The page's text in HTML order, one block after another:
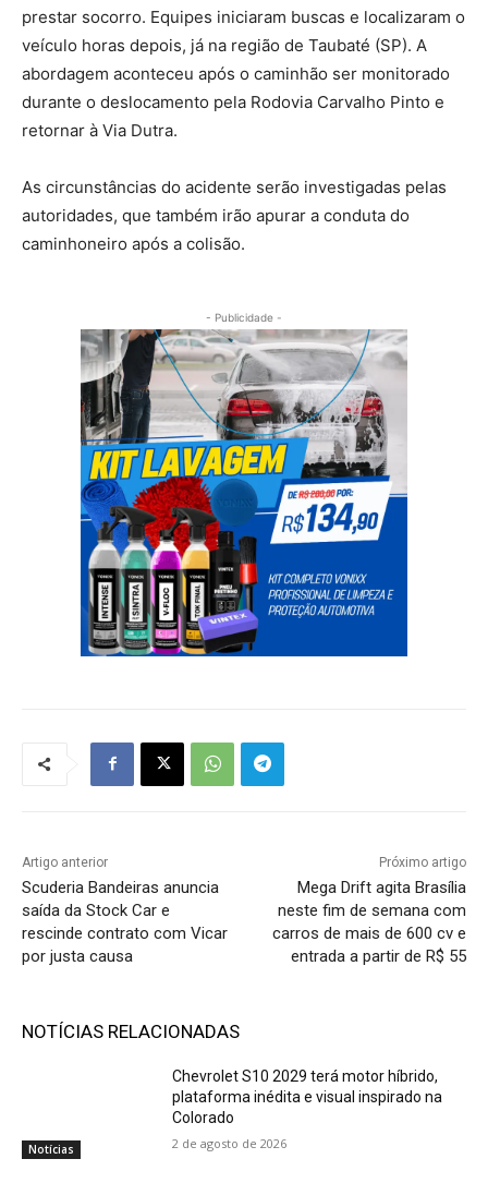
prestar socorro. Equipes iniciaram buscas e localizaram o
veículo horas depois, já na região de Taubaté (SP). A
abordagem aconteceu após o caminhão ser monitorado
durante o deslocamento pela Rodovia Carvalho Pinto e
retornar à Via Dutra.
As circunstâncias do acidente serão investigadas pelas
autoridades, que também irão apurar a conduta do
caminhoneiro após a colisão.
- Publicidade -
Artigo anterior
Scuderia Bandeiras anuncia
saída da Stock Car e
rescinde contrato com Vicar
por justa causa
Próximo artigo
Mega Drift agita Brasília
neste fim de semana com
carros de mais de 600 cv e
entrada a partir de R$ 55
NOTÍCIAS RELACIONADAS
Notícias
Chevrolet S10 2029 terá motor híbrido,
plataforma inédita e visual inspirado na
Colorado
2 de agosto de 2026